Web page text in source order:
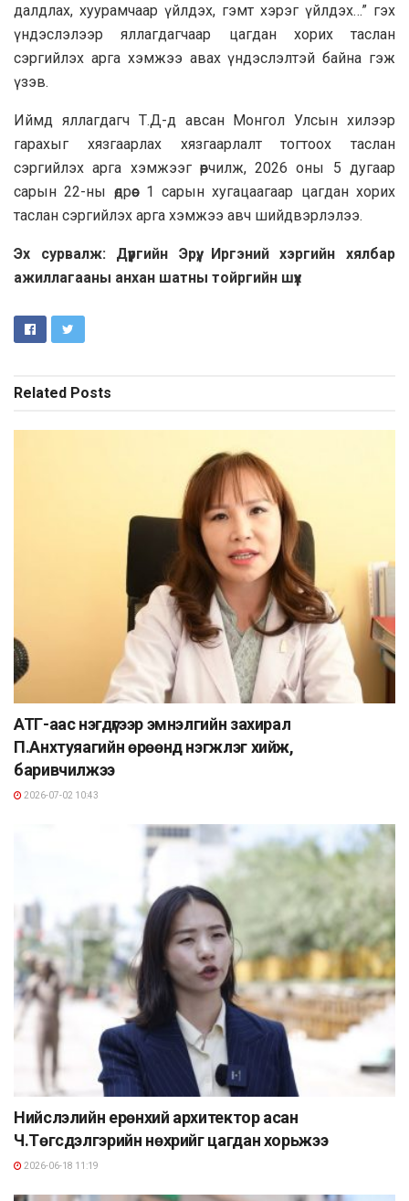
далдлах, хуурамчаар үйлдэх, гэмт хэрэг үйлдэх…” гэх
үндэслэлээр яллагдагчаар цагдан хорих таслан
сэргийлэх арга хэмжээ авах үндэслэлтэй байна гэж
үзэв.
Иймд яллагдагч Т.Д-д авсан Монгол Улсын хилээр
гарахыг хязгаарлах хязгаарлалт тогтоох таслан
сэргийлэх арга хэмжээг өөрчилж, 2026 оны 5 дугаар
сарын 22-ны өдрөөс 1 сарын хугацаагаар цагдан хорих
таслан сэргийлэх арга хэмжээ авч шийдвэрлэлээ.
Эх сурвалж: Дүүргийн Эрүү, Иргэний хэргийн хялбар
ажиллагааны анхан шатны тойргийн шүүх
Related Posts
АТГ-аас нэгдүгээр эмнэлгийн захирал
П.Анхтуяагийн өрөөнд нэгжлэг хийж,
баривчилжээ
2026-07-02 10:43
Нийслэлийн ерөнхий архитектор асан
Ч.Төгсдэлгэрийн нөхрийг цагдан хорьжээ
2026-06-18 11:19